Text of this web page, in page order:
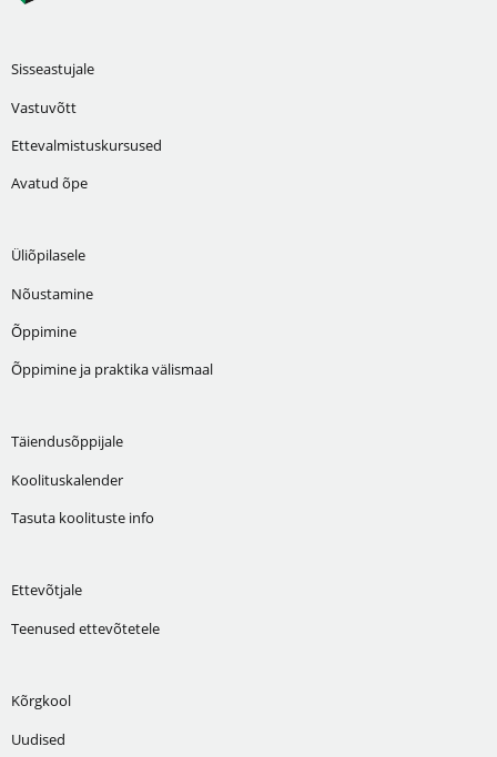
Sisseastujale
Vastuvõtt
Ettevalmistuskursused
Avatud õpe
Üliõpilasele
Nõustamine
Õppimine
Õppimine ja praktika välismaal
Täiendusõppijale
Koolituskalender
Tasuta koolituste info
Ettevõtjale
Teenused ettevõtetele
Kõrgkool
Uudised